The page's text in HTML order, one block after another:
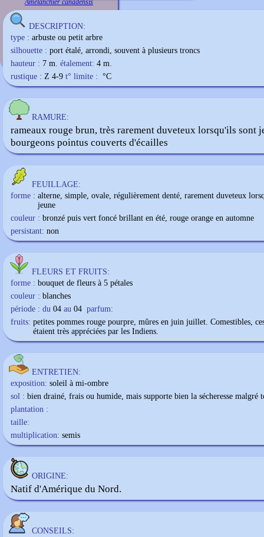
Amelanchier canadensis
DESCRIPTION:
type : arbuste ou petit arbre
silhouette : port étalé, arrondi, souvent à plusieurs troncs
hauteur : 7 m. étalement: 4 m.
rustique : Z 4-9 t° limite : °C
RAMURE:
rameaux rouge brun, très rarement duveteux lorsqu'ils sont
bourgeons pointus couverts d'écailles
FEUILLAGE:
forme : alterne, simple, ovale, régulièrement denté, rarement duveteux
jeune
couleur : bronzé puis vert foncé brillant en été, rouge orange en automne
persistant: non
FLEURS ET FRUITS:
forme : bouquet de fleurs à 5 pétales
couleur : blanches
période : du 04 au 04 parfum:
fruits: petites pommes rouge pourpre, mûres en juin juillet. Comestibles,
étaient très appréciées par les Indiens.
ENTRETIEN:
exposition: soleil à mi-ombre
sol : bien drainé, frais ou humide, mais supporte bien la sécheresse malgré
plantation :
taille:
multiplication: semis
ORIGINE:
Natif d'Amérique du Nord.
CONSEILS: